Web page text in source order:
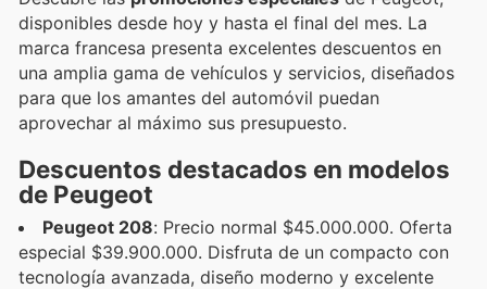
disponibles desde hoy y hasta el final del mes. La
marca francesa presenta excelentes descuentos en
una amplia gama de vehículos y servicios, diseñados
para que los amantes del automóvil puedan
aprovechar al máximo sus presupuesto.
Descuentos destacados en modelos
de Peugeot
Peugeot 208: Precio normal $45.000.000. Oferta
especial $39.900.000. Disfruta de un compacto con
tecnología avanzada, diseño moderno y excelente